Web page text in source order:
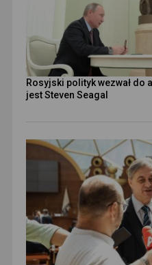
Rosyjski polityk wezwał do
jest Steven Seagal